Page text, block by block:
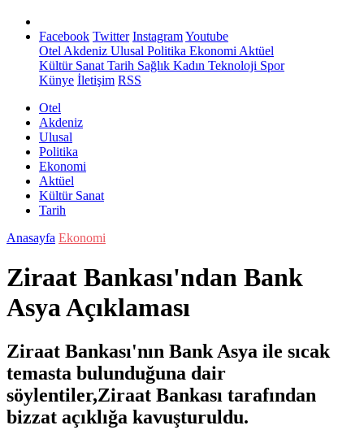
Facebook Twitter InstagramYoutube
Otel Akdeniz Ulusal Politika Ekonomi Aktüel
Kültür Sanat Tarih Sağlık Kadın Teknoloji Spor
Künye İletişim RSS
Otel
Akdeniz
Ulusal
Politika
Ekonomi
Aktüel
Kültür Sanat
Tarih
Anasayfa Ekonomi
Ziraat Bankası'ndan Bank
Asya Açıklaması
Ziraat Bankası'nın Bank Asya ile sıcak
temasta bulunduğuna dair
söylentiler,Ziraat Bankası tarafından
bizzat açıklığa kavuşturuldu.